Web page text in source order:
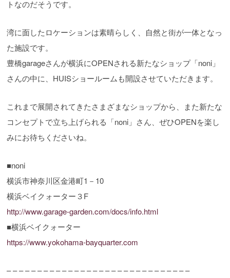
トなのだそうです。
湾に面したロケーションは素晴らしく、自然と街が一体となっ
た施設です。
豊橋garageさんが横浜にOPENされる新たなショップ「noni」
さんの中に、HUISショールームも開設させていただきます。
これまで展開されてきたさまざまなショップから、また新たな
コンセプトで立ち上げられる「noni」さん、ぜひOPENを楽し
みにお待ちくださいね。
■noni
横浜市神奈川区金港町1－10
横浜ベイクォーター３F
http://www.garage-garden.com/docs/info.html
■横浜ベイクォーター
https://www.yokohama-bayquarter.com
– – – – – – – – – – – – – – – – – – – – – – – – – – – – – –